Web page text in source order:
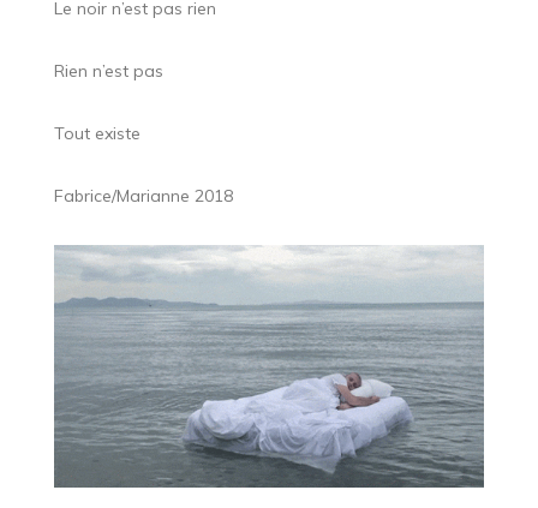
Le noir n’est pas rien
Rien n’est pas
Tout existe
Fabrice/Marianne 2018